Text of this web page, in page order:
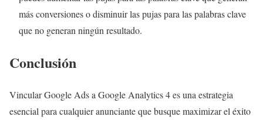
más conversiones o disminuir las pujas para las palabras clave
que no generan ningún resultado.
Conclusión
Vincular Google Ads a Google Analytics 4 es una estrategia
esencial para cualquier anunciante que busque maximizar el éxito